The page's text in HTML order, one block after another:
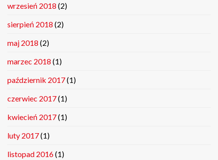
wrzesień 2018 (2)
sierpień 2018 (2)
maj 2018 (2)
marzec 2018 (1)
październik 2017(1)
czerwiec 2017(1)
kwiecień 2017(1)
luty 2017(1)
listopad 2016(1)